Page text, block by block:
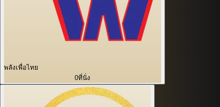
พลังเพื่อไทย
0ที่นั่ง